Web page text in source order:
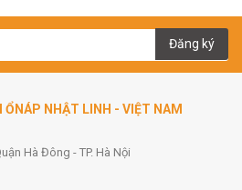
Đăng ký
ỔNÁP NHẬT LINH - VIỆT NAM
Hà Đông - TP. Hà Nội